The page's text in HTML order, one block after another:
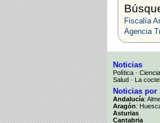
Fiscalía
Agencia
Noticias
Política · Ciencia
Salud · La
Noticias por
Andalucía:
Aragón:
Asturias
Cantabria